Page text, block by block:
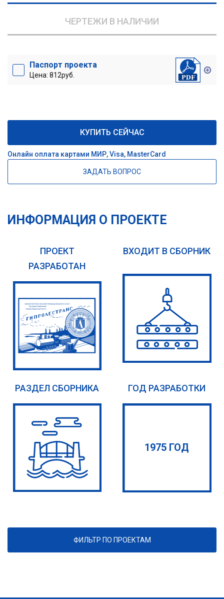
ЧЕРТЕЖИ В НАЛИЧИИ
Паспорт проекта
Цена: 812руб.
КУПИТЬ СЕЙЧАС
Онлайн оплата картами МИР, Visa, MasterCard
ЗАДАТЬ ВОПРОС
ИНФОРМАЦИЯ О ПРОЕКТЕ
ПРОЕКТ
РАЗРАБОТАН
ВХОДИТ В СБОРНИК
РАЗДЕЛ СБОРНИКА ГОД РАЗРАБОТКИ
1975 ГОД
ФИЛЬТР ПО ПРОЕКТАМ